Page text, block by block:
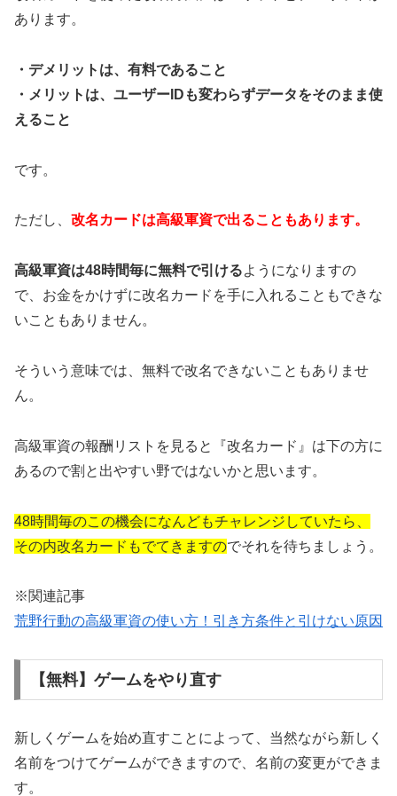
あります。
・デメリットは、有料であること
・メリットは、ユーザーIDも変わらずデータをそのまま使
えること
です。
ただし、 改名カードは高級軍資で出ることもあります。
高級軍資は48時間毎に無料で引けるようになりますの
で、お金をかけずに改名カードを手に入れることもできな
いこともありません。
そういう意味では、無料で改名できないこともありませ
ん。
高級軍資の報酬リストを見ると『改名カード』は下の方に
あるので割と出やすい野ではないかと思います。
48時間毎のこの機会になんどもチャレンジしていたら、
その内改名カードもでてきますのでそれを待ちましょう。
※関連記事
荒野行動の高級軍資の使い方！引き方条件と引けない原因
【無料】ゲームをやり直す
新しくゲームを始め直すことによって、当然ながら新しく
名前をつけてゲームができますので、名前の変更ができま
す。